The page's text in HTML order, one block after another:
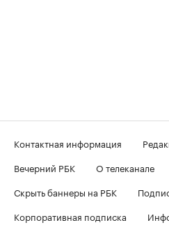
Контактная информация
Вечерний РБК
О телеканале
Скрыть баннеры на РБК
Корпоративная подписка